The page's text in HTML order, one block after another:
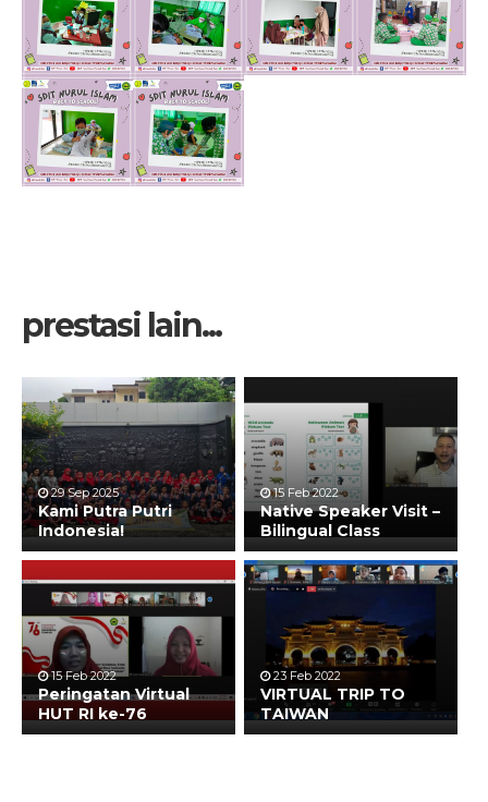
prestasi lain...
29 Sep 2025
Kami Putra Putri
Indonesia!
15 Feb 2022
Native Speaker Visit –
Bilingual Class
15 Feb 2022
Peringatan Virtual
HUT RI ke-76
23 Feb 2022
VIRTUAL TRIP TO
TAIWAN